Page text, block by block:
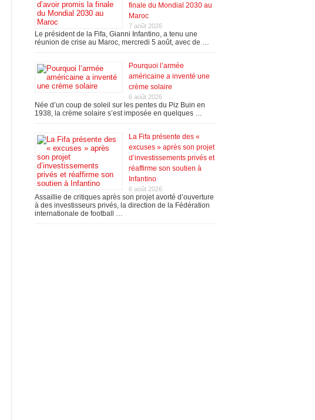
finale du Mondial 2030 au
Maroc
7 août 2026
Le président de la Fifa, Gianni Infantino, a tenu une
réunion de crise au Maroc, mercredi 5 août, avec de …
Pourquoi l’armée
américaine a inventé une
crème solaire
6 août 2026
Née d’un coup de soleil sur les pentes du Piz Buin en
1938, la crème solaire s’est imposée en quelques …
La Fifa présente des «
excuses » après son projet
d’investissements privés et
réaffirme son soutien à
Infantino
6 août 2026
Assaillie de critiques après son projet avorté d’ouverture
à des investisseurs privés, la direction de la Fédération
internationale de football …